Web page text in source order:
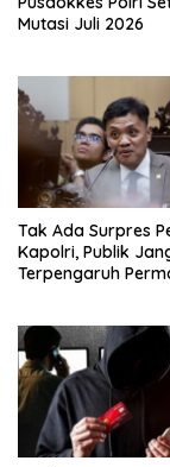
Mutasi Juli 2026
Tak Ada Surpres
Kapolri, Publik
Terpengaruh